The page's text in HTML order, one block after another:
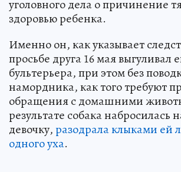
уголовного дела о причинение
здоровью ребенка.
Именно он, как указывает
просьбе друга 16 мая выгуливал
бультерьера, при этом без
намордника, как того требуют
обращения с домашними
результате собака набросилась
девочку,разодрала клыками ей
одного уха.